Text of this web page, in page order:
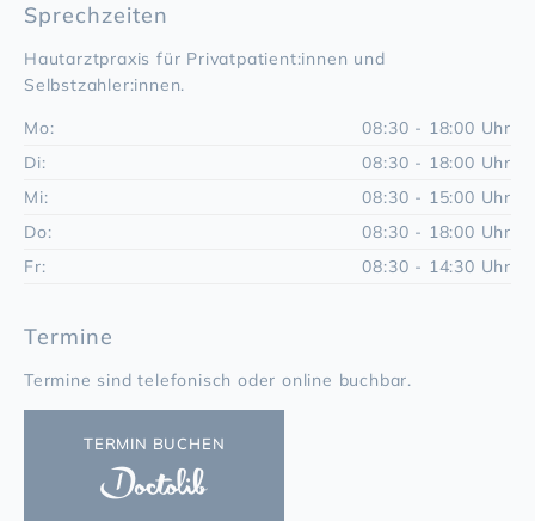
Sprechzeiten
Hautarztpraxis für Privatpatient:innen und
Selbstzahler:innen.
Mo:
08:30 - 18:00 Uhr
Di:
08:30 - 18:00 Uhr
Mi:
08:30 - 15:00 Uhr
Do:
08:30 - 18:00 Uhr
Fr:
08:30 - 14:30 Uhr
Termine
Termine sind telefonisch oder online buchbar.
TERMIN BUCHEN